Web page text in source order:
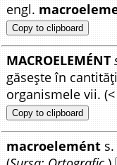
engl.
Copy to clipboard
MACROELEMÉNT
găsește în
organismele vii.
Copy to clipboard
macroelemént